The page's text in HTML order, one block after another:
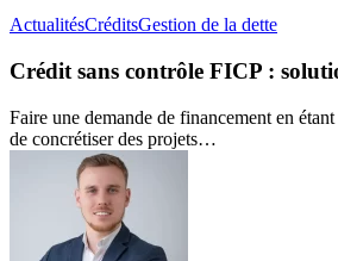
ActualitésCréditsGestion de la detteCrédit
contrôle
Crédit sans contrôle FICP :
Faire une demande de financement en
de concrétiser des projets…